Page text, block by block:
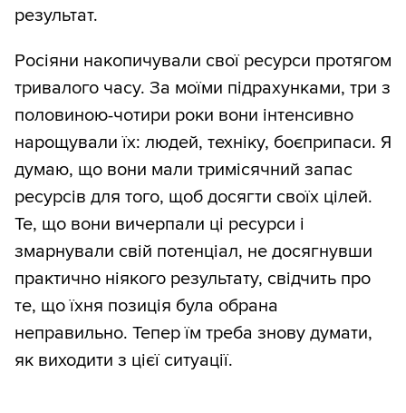
результат.
Росіяни накопичували свої ресурси протягом
тривалого часу. За моїми підрахунками, три з
половиною-чотири роки вони інтенсивно
нарощували їх: людей, техніку, боєприпаси. Я
думаю, що вони мали тримісячний запас
ресурсів для того, щоб досягти своїх цілей.
Те, що вони вичерпали ці ресурси і
змарнували свій потенціал, не досягнувши
практично ніякого результату, свідчить про
те, що їхня позиція була обрана
неправильно. Тепер їм треба знову думати,
як виходити з цієї ситуації.